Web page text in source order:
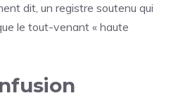
dit, un registre soutenu qui
le tout-venant « haute